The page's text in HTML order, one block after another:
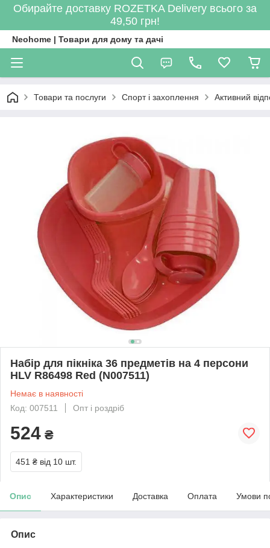
Обирайте доставку ROZETKA Delivery всього за
49,50 грн!
Neohome | Товари для дому та дачі
Товари та послуги Спорт і захоплення Активний
Набір для пікніка 36 предметів на 4 персони
HLV R86498 Red (N007511)
Немає в наявності
Код: 007511
Опт і роздріб
524 ₴
451 ₴ від 10 шт.
Опис Характеристики Доставка Оплата Умови
Опис